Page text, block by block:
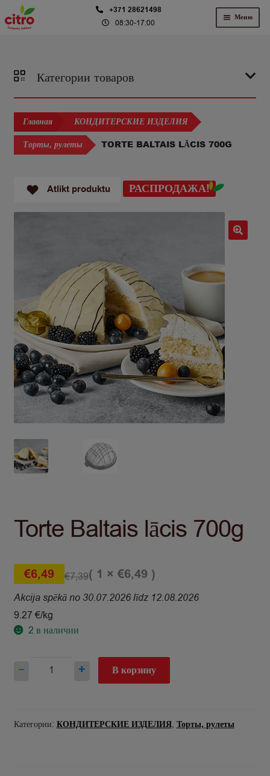
Перейти
Перейти
+371 28621498
08:30-17:00
Меню
Категории товаров
Главная
КОНДИТЕРСКИЕ ИЗДЕЛИЯ
Торты, рулеты
TORTE BALTAIS LĀCIS 700G
Atlikt produktu РАСПРОДАЖА!
Torte Baltais lācis 700g
€7,39
€6,49 ( 1 × €6,49 )
Akcija spēkā no 30.07.2026 līdz 12.08.2026
9.27 €/kg
2 в наличии
−
Количество
lācis
+ В корзину
Категории: КОНДИТЕРСКИЕ ИЗДЕЛИЯ, Торты, рулеты